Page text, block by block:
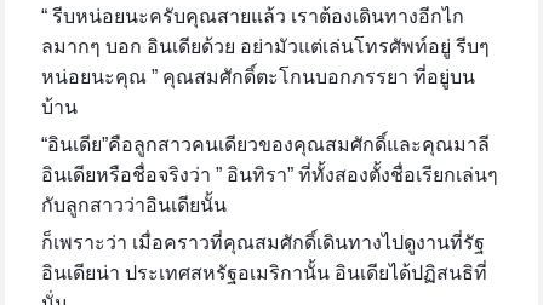
“ รีบหน่อยนะครับคุณสายแล้ว เราต้องเดินทางอีกไก
ลมากๆ บอก อินเดียด้วย อย่ามัวแต่เล่นโทรศัพท์อยู่ รีบๆ
หน่อยนะคุณ ” คุณสมศักดิ์ตะโกนบอกภรรยา ที่อยู่บน
บ้าน
“อินเดีย”คือลูกสาวคนเดียวของคุณสมศักดิ์และคุณมาลี
อินเดียหรือชื่อจริงว่า ” อินทิรา” ที่ทั้งสองตั้งชื่อเรียกเล่นๆ
กับลูกสาวว่าอินเดียนั้น
ก็เพราะว่า เมื่อคราวที่คุณสมศักดิ์เดินทางไปดูงานที่รัฐ
อินเดียน่า ประเทศสหรัฐอเมริกานั้น อินเดียได้ปฏิสนธิที่